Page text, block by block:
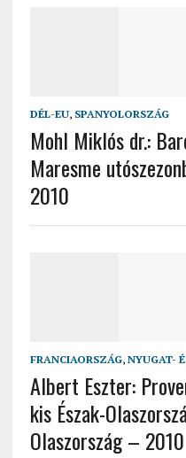
DÉL-EU, SPANYOLORSZÁG
Mohl Miklós dr.:
Maresme
2010
FRANCIAORSZÁG, NYUGAT-
Albert Eszter:
kis Észak-
Olaszország – 2010